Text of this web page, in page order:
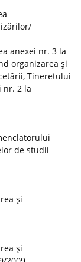
anexei nr. 3 la
organizarea şi
Tineretului
nr. 2 la
de studii
şi
şi